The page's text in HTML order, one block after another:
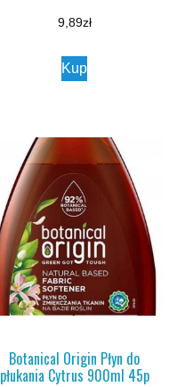
9,89zł
Kup
Botanical Origin Płyn do
płukania Cytrus 900ml 45p